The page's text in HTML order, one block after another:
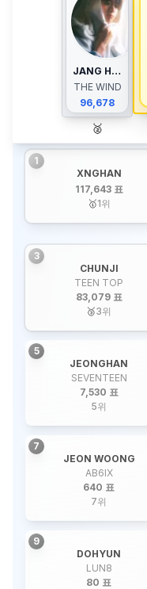
JANG HYOUNJOON
THE WIND
96,678
🥈
1
XNGHAN
117,643 표
🥇1위
3
CHUNJI
TEEN TOP
83,079 표
🥉3위
5
JEONGHAN
SEVENTEEN
7,530 표
5위
7
JEON WOONG
AB6IX
640 표
7위
9
DOHYUN
LUN8
80 표